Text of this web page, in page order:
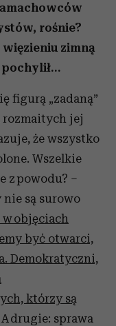
rośnie?
zimną
pochylił…
figurą „zadaną”
jej
że wszystko
Wszelkie
z powodu? –
są surowo
objęciach
być otwarci,
Demokratyczni,
którzy są
drugie: sprawa